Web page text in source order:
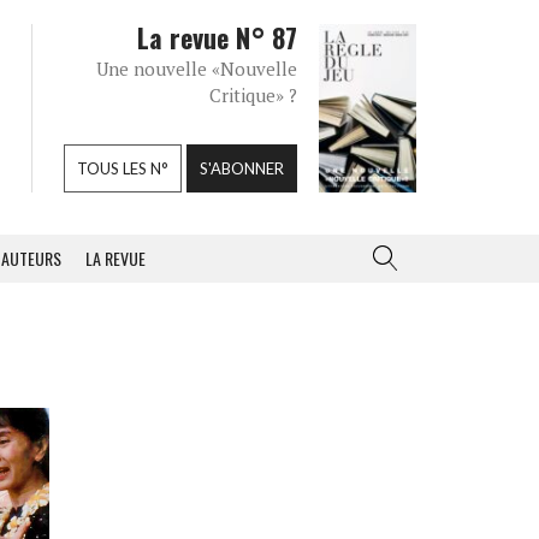
La revue N° 87
Une nouvelle «Nouvelle
Critique» ?
TOUS LES N° S'ABONNER
AUTEURS LA REVUE